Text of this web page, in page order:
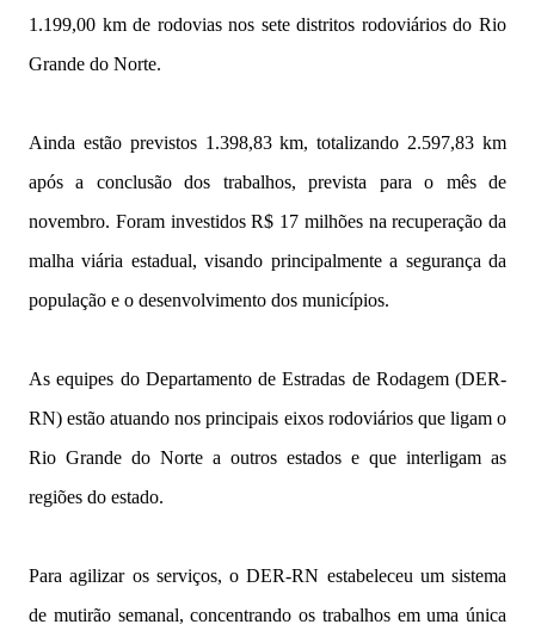
1.199,00 km de rodovias nos sete distritos rodoviários do Rio
Grande do Norte.
Ainda estão previstos 1.398,83 km, totalizando 2.597,83 km
após a conclusão dos trabalhos, prevista para o mês de
novembro. Foram investidos R$ 17 milhões na recuperação da
malha viária estadual, visando principalmente a segurança da
população e o desenvolvimento dos municípios.
As equipes do Departamento de Estradas de Rodagem (DER-
RN) estão atuando nos principais eixos rodoviários que ligam o
Rio Grande do Norte a outros estados e que interligam as
regiões do estado.
Para agilizar os serviços, o DER-RN estabeleceu um sistema
de mutirão semanal, concentrando os trabalhos em uma única